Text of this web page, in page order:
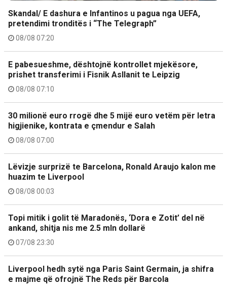
Skandal/ E dashura e Infantinos u pagua nga UEFA,
pretendimi tronditës i “The Telegraph”
08/08 07:20
E pabesueshme, dështojnë kontrollet mjekësore,
prishet transferimi i Fisnik Asllanit te Leipzig
08/08 07:10
30 milionë euro rrogë dhe 5 mijë euro vetëm për letra
higjienike, kontrata e çmendur e Salah
08/08 07:00
Lëvizje surprizë te Barcelona, Ronald Araujo kalon me
huazim te Liverpool
08/08 00:03
Topi mitik i golit të Maradonës, ‘Dora e Zotit’ del në
ankand, shitja nis me 2.5 mln dollarë
07/08 23:30
Liverpool hedh sytë nga Paris Saint Germain, ja shifra
e majme që ofrojnë The Reds për Barcola